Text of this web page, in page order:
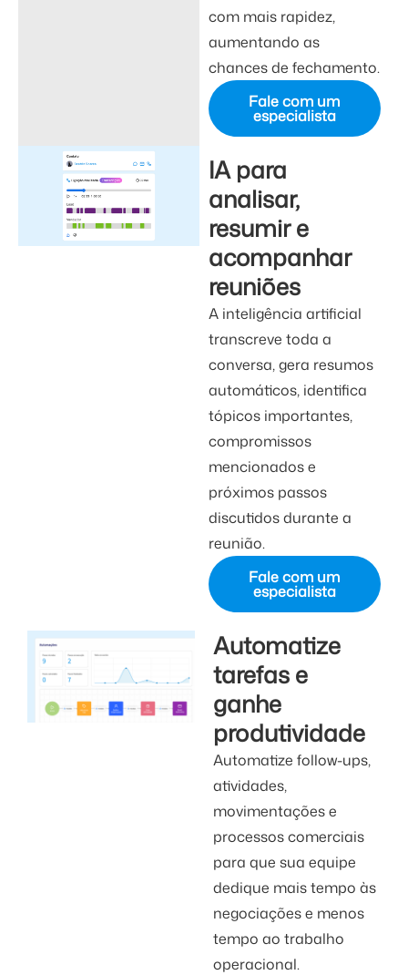
com mais rapidez,
aumentando as
chances de fechamento.
Fale com um
especialista
IA para
analisar,
resumir e
acompanhar
reuniões
A inteligência artificial
transcreve toda a
conversa, gera resumos
automáticos, identifica
tópicos importantes,
compromissos
mencionados e
próximos passos
discutidos durante a
reunião.
Fale com um
especialista
Automatize
tarefas e
ganhe
produtividade
Automatize follow-ups,
atividades,
movimentações e
processos comerciais
para que sua equipe
dedique mais tempo às
negociações e menos
tempo ao trabalho
operacional.